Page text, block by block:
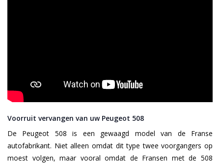
Voorruit vervangen van uw Peugeot 508
De Peugeot 508 is een gewaagd model van de Franse
autofabrikant. Niet alleen omdat dit type twee voorgangers op
moest volgen, maar vooral omdat de Fransen met de 508